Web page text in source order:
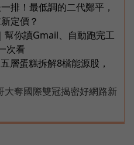
排！最低調的二代鄭平，
定價？
你讀Gmail、自動跑完工
次看
層蛋糕拆解8檔能源股，
奪國際雙冠揭密好網路新